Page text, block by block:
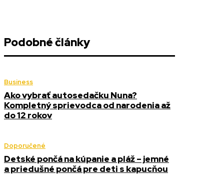
Podobné články
Business
Ako vybrať autosedačku Nuna?
Kompletný sprievodca od narodenia až
do 12 rokov
Doporučené
Detské pončá na kúpanie a pláž – jemné
a priedušné pončá pre deti s kapucňou